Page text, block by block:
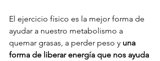
El ejercicio físico es la mejor forma de
ayudar a nuestro metabolismo a
quemar grasas, a perder peso y una
forma de liberar energía que nos ayuda